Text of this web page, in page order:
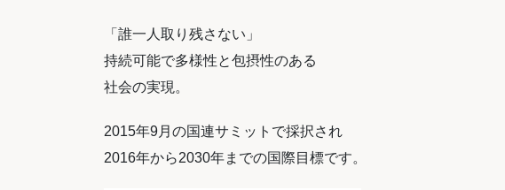
「誰一人取り残さない」
持続可能で多様性と包摂性のある
社会の実現。
2015年9月の国連サミットで採択され
2016年から2030年までの国際目標です。